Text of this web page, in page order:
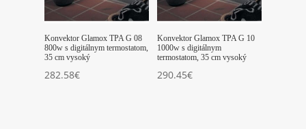
Konvektor Glamox TPA G 08
800w s digitálnym termostatom,
35 cm vysoký
282.58€
Konvektor Glamox TPA G 10
1000w s digitálnym
termostatom, 35 cm vysoký
290.45€